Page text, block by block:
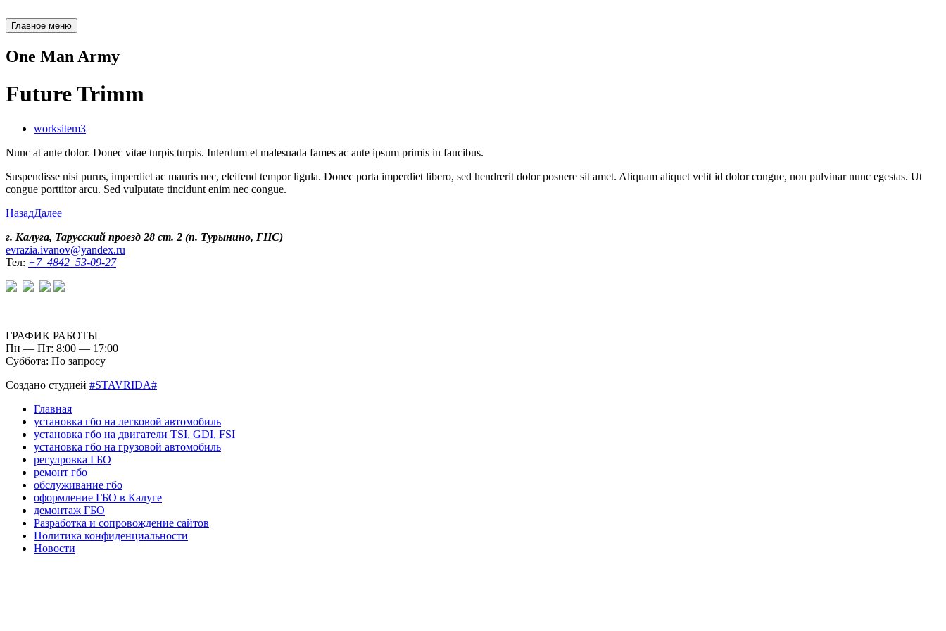
Главное меню
One Man Army
Future Trimm
worksitem3
Nunc at ante dolor. Donec vitae turpis turpis. Interdum et malesuada fames ac ante ipsum primis in faucibus.
Suspendisse nisi purus, imperdiet ac mauris nec, eleifend tempor ligula. Donec porta imperdiet libero, sed hendrerit dolor posuere sit amet. Aliquam aliquet velit id dolor congue, non pulvinar nunc egestas. Ut
congue porttitor arcu. Sed vulputate tincidunt enim nec congue.
НазадДалее
г. Калуга, Тарусский проезд 28 ст. 2 (п. Турынино, ГНС)
evrazia.ivanov@yandex.ru
Тел: +7 4842 53-09-27
ГРАФИК РАБОТЫ
Пн — Пт: 8:00 — 17:00
Суббота: По запросу
Создано студией #STAVRIDA#
Главная
установка гбо на легковой автомобиль
установка гбо на двигатели TSI, GDI, FSI
установка гбо на грузовой автомобиль
регулровка ГБО
ремонт гбо
обслуживание гбо
оформление ГБО в Калуге
демонтаж ГБО
Разработка и сопровождение сайтов
Политика конфиденциальности
Новости